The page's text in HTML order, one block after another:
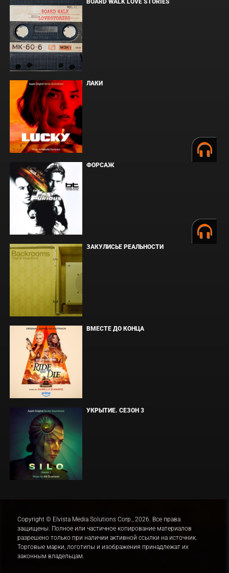
BOARD WALK LOVE STORIES
ЛАКИ
ФОРСАЖ
ЗАКУЛИСЬЕ РЕАЛЬНОСТИ
ВМЕСТЕ ДО КОНЦА
УКРЫТИЕ. СЕЗОН 3
Copyright © Elvista Media Solutions Corp., 2026. Все права
защищены. Полное или частичное копирование материалов
разрешено только при наличии активной ссылки на источник.
Торговые марки, логотипы и изображения принадлежат их
законным владельцам.